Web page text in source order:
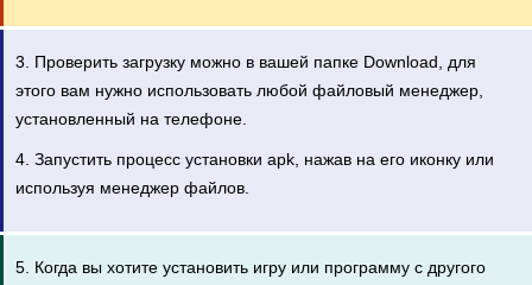
3. Проверить загрузку можно в вашей папке Download, для
этого вам нужно использовать любой файловый менеджер,
установленный на телефоне.
4. Запустить процесс установки apk, нажав на его иконку или
используя менеджер файлов.
5. Когда вы хотите установить игру или программу с другого